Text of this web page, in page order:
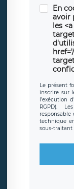
En
avoir
les
Le présent
inscrire sur
l’exécution
RGPD).
technique
sous-
toute
protection
sont